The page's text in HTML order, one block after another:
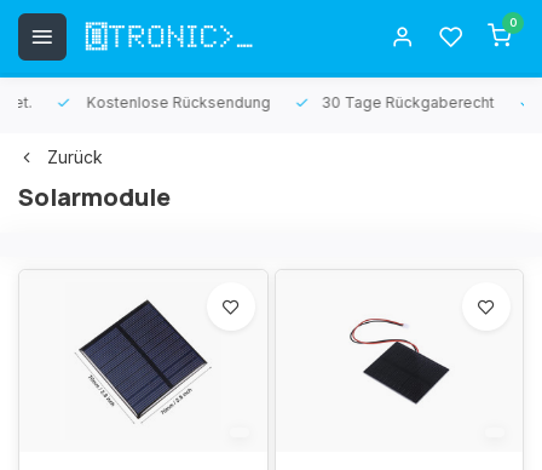
0
Kostenlose Rücksendung 30 Tage Rückgaberecht 1
Zurück
Solarmodule